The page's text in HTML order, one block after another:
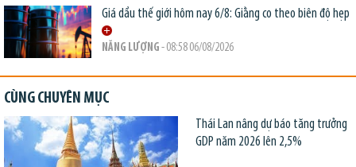
Giá dầu thế giới hôm nay 6/8: Giằng co theo biên độ hẹp
NĂNG LƯỢNG - 08:58 06/08/2026
CÙNG CHUYÊN MỤC
Thái Lan nâng dự báo tăng trưởng
GDP năm 2026 lên 2,5%